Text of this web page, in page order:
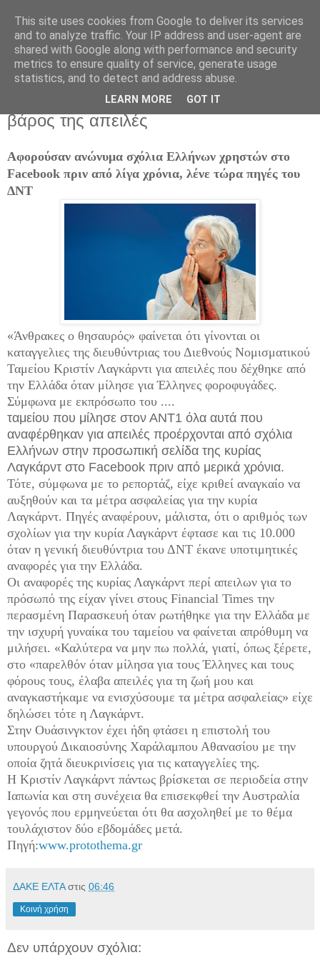
Πέμπτη 18 Σεπτεμβρίου 2014
Τα «γυρίζει» τώρα η Λαγκάρντ για τις σε
βάρος της απειλές
Αφορούσαν ανώνυμα σχόλια Ελλήνων χρηστών στο
Facebook πριν από λίγα χρόνια, λένε τώρα πηγές του
ΔΝΤ
«Άνθρακες ο θησαυρός» φαίνεται ότι γίνονται οι
καταγγελιες της διευθύντριας του Διεθνούς Νομισματικού
Ταμείου Κριστίν Λαγκάρντι για απειλές που δέχθηκε από
την Ελλάδα όταν μίλησε για Έλληνες φοροφυγάδες.
Σύμφωνα με εκπρόσωπο του ....
ταμείου που μίλησε στον ΑΝΤ1 όλα αυτά που
αναφέρθηκαν για απειλές προέρχονται από σχόλια
Ελλήνων στην προσωπική σελίδα της κυρίας
Λαγκάρντ στο Facebook πριν από μερικά χρόνια.
Τότε, σύμφωνα με το ρεπορτάζ, είχε κριθεί αναγκαίο να
αυξηθούν και τα μέτρα ασφαλείας για την κυρία
Λαγκάρντ. Πηγές αναφέρουν, μάλιστα, ότι ο αριθμός των
σχολίων για την κυρία Λαγκάρντ έφτασε και τις 10.000
όταν η γενική διευθύντρια του ΔΝΤ έκανε υποτιμητικές
αναφορές για την Ελλάδα.
Οι αναφορές της κυρίας Λαγκάρντ περί απειλων για το
πρόσωπό της είχαν γίνει στους Financial Times την
περασμένη Παρασκευή όταν ρωτήθηκε για την Ελλάδα με
την ισχυρή γυναίκα του ταμείου να φαίνεται απρόθυμη να
μιλήσει. «Καλύτερα να μην πω πολλά, γιατί, όπως ξέρετε,
στο «παρελθόν όταν μίλησα για τους Έλληνες και τους
φόρους τους, έλαβα απειλές για τη ζωή μου και
αναγκαστήκαμε να ενισχύσουμε τα μέτρα ασφαλείας» είχε
δηλώσει τότε η Λαγκάρντ.
Στην Ουάσινγκτον έχει ήδη φτάσει η επιστολή του
υπουργού Δικαιοσύνης Χαράλαμπου Αθανασίου με την
οποία ζητά διευκρινίσεις για τις καταγγελίες της.
Η Κριστίν Λαγκάρντ πάντως βρίσκεται σε περιοδεία στην
Ιαπωνία και στη συνέχεια θα επισεκφθεί την Αυστραλία
γεγονός που ερμηνεύεται ότι θα ασχοληθεί με το θέμα
τουλάχιστον δύο εβδομάδες μετά.
Πηγή:www.protothema.gr
ΔΑΚΕ ΕΛΤΑ στις 06:46
Κοινή χρήση
Δεν υπάρχουν σχόλια:
This site uses cookies from Google to deliver its services
and to analyze traffic. Your IP address and user-agent are
shared with Google along with performance and security
metrics to ensure quality of service, generate usage
statistics, and to detect and address abuse.
LEARN MORE GOT IT